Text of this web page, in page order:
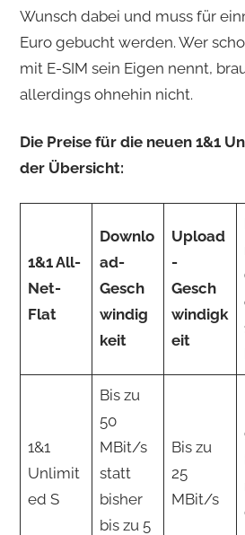
Wunsch dabei und muss für
Euro gebucht werden. Wer
mit E-SIM sein Eigen nennt,
allerdings ohnehin nicht.
Die Preise für die neuen 1&1
der Übersicht:
1&1 All-
Net-
Flat
Downlo
ad-
Gesch
windig
keit
Upload
-
Gesch
windigk
eit
1&1
Unlimit
ed S
Bis zu
50
MBit/s
statt
bisher
bis zu 5
Bis zu
25
MBit/s